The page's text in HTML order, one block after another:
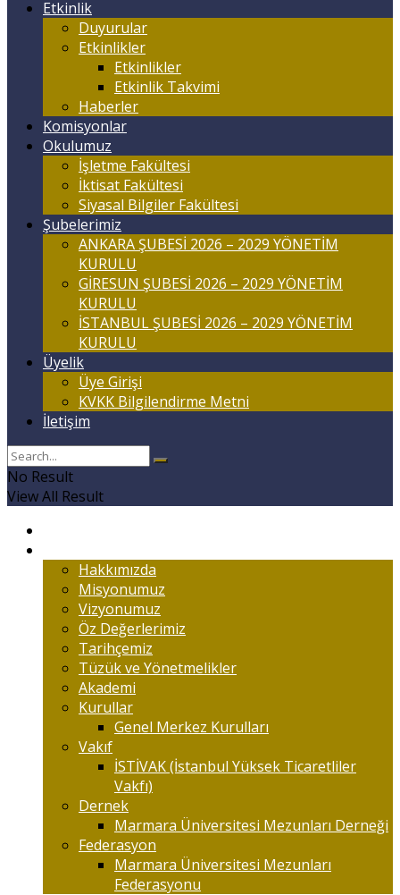
Etkinlik
Duyurular
Etkinlikler
Etkinlikler
Etkinlik Takvimi
Haberler
Komisyonlar
Okulumuz
İşletme Fakültesi
İktisat Fakültesi
Siyasal Bilgiler Fakültesi
Şubelerimiz
ANKARA ŞUBESİ 2026 – 2029 YÖNETİM
KURULU
GİRESUN ŞUBESİ 2026 – 2029 YÖNETİM
KURULU
İSTANBUL ŞUBESİ 2026 – 2029 YÖNETİM
KURULU
Üyelik
Üye Girişi
KVKK Bilgilendirme Metni
İletişim
No Result
View All Result
Hakkımızda
Misyonumuz
Vizyonumuz
Öz Değerlerimiz
Tarihçemiz
Tüzük ve Yönetmelikler
Akademi
Kurullar
Genel Merkez Kurulları
Vakıf
İSTİVAK (İstanbul Yüksek Ticaretliler
Vakfı)
Dernek
Marmara Üniversitesi Mezunları Derneği
Federasyon
Marmara Üniversitesi Mezunları
Federasyonu